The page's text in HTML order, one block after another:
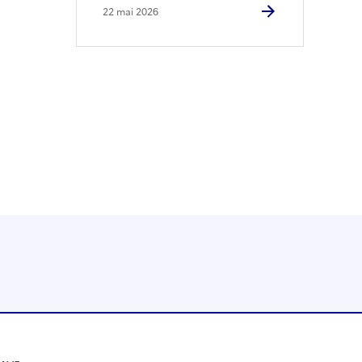
22 mai 2026